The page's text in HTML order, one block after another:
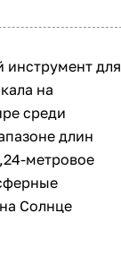
инструмент для
на
среди
длин
метровое
Солнце